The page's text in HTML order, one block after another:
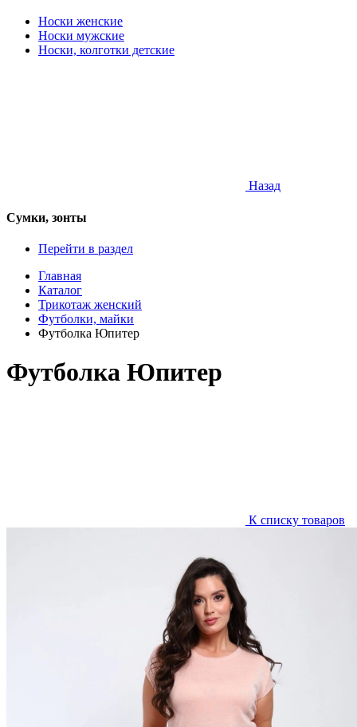
Носки женские
Носки мужские
Носки, колготки детские
Назад
Сумки, зонты
Перейти в раздел
Главная
Каталог
Трикотаж женский
Футболки, майки
Футболка Юпитер
Футболка Юпитер
К списку товаров